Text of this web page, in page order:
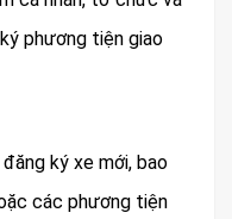
phương tiện giao
ký xe mới, bao
các phương tiện